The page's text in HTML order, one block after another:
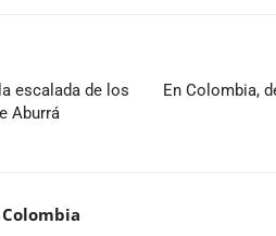
escalada de los
Aburrá
En Colombia,